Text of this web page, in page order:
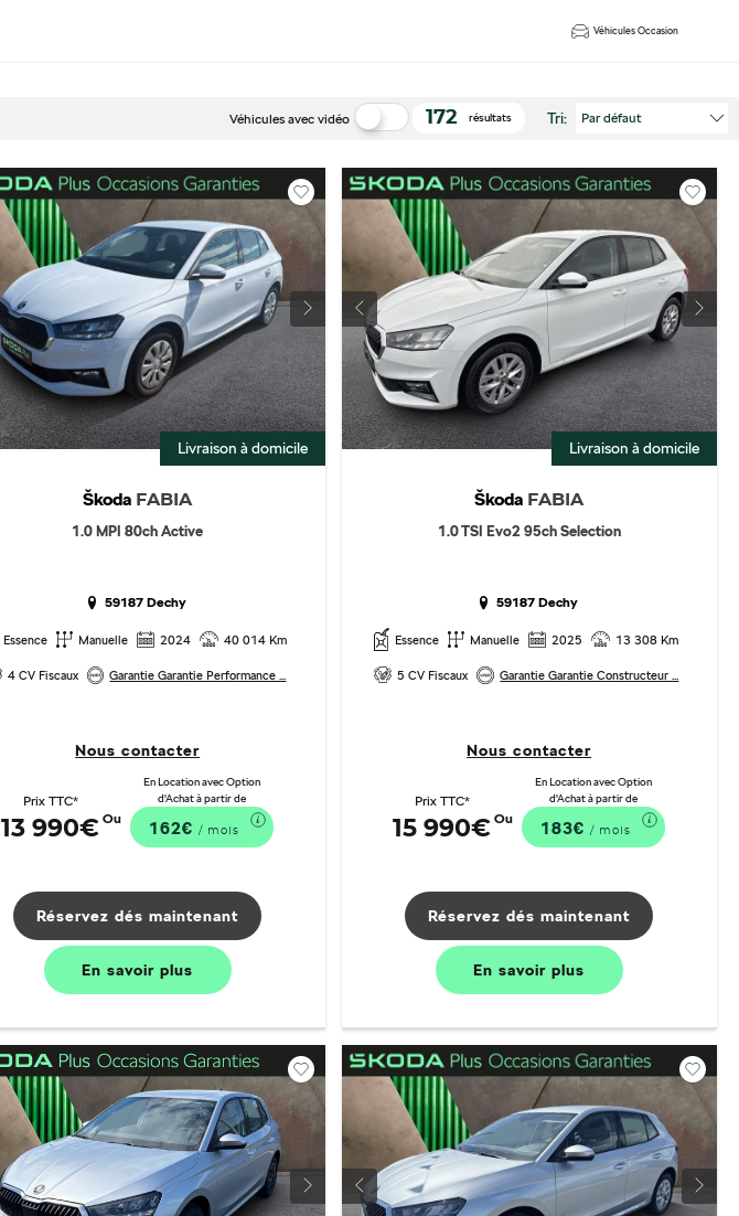
Véhicules Occasion
Tri: Par défaut
Véhicules avec vidéo 172 résultats
Livraison à domicile
Škoda FABIA
1.0 MPI 80ch Active
59187 Dechy
Essence Manuelle 2024 40 014 Km
4 CV Fiscaux Garantie Garantie Performance ...
Nous contacter
Prix TTC*
13 990€ Ou
En Location avec Option
d'Achat à partir de
162€/ mois
Réservez dés maintenant
En savoirplus
Livraison à domicile
Škoda FABIA
1.0 TSI Evo2 95ch Selection
59187 Dechy
Essence Manuelle 2025 13 308 Km
5 CV Fiscaux Garantie Garantie Constructeur ...
Nous contacter
Prix TTC*
15 990€ Ou
En Location avec Option
d'Achat à partir de
183€/ mois
Réservez dés maintenant
En savoirplus